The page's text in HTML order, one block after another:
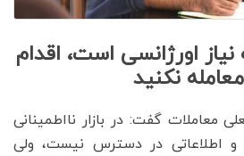
اورژانسی است، اقدام
نکنید
معاملات گفت: در بازار نااطمینانی
و اطلاعاتی در دسترس نیست، ولی